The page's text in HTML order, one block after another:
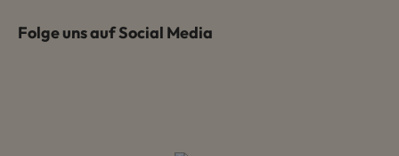
Folge uns auf Social Media